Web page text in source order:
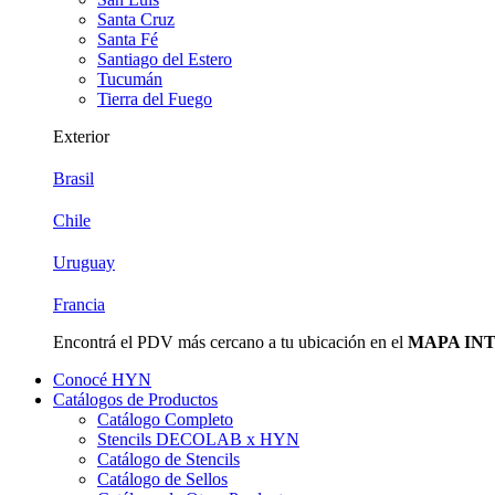
Santa Cruz
Santa Fé
Santiago del Estero
Tucumán
Tierra del Fuego
Exterior
Brasil
Chile
Uruguay
Francia
Encontrá el PDV más cercano a tu ubicación en el MAPA
Conocé HYN
Catálogos de Productos
Catálogo Completo
Stencils DECOLAB x HYN
Catálogo de Stencils
Catálogo de Sellos